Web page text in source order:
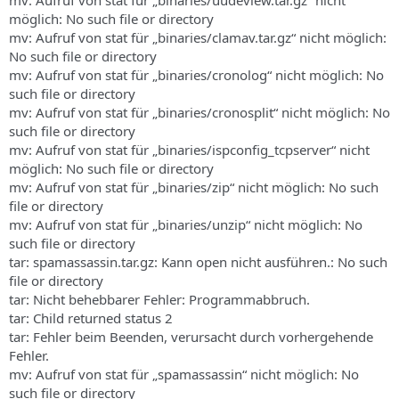
möglich: No such file or directory
mv: Aufruf von stat für „binaries/clamav.tar.gz“ nicht möglich:
No such file or directory
mv: Aufruf von stat für „binaries/cronolog“ nicht möglich: No
such file or directory
mv: Aufruf von stat für „binaries/cronosplit“ nicht möglich: No
such file or directory
mv: Aufruf von stat für „binaries/ispconfig_tcpserver“ nicht
möglich: No such file or directory
mv: Aufruf von stat für „binaries/zip“ nicht möglich: No such
file or directory
mv: Aufruf von stat für „binaries/unzip“ nicht möglich: No
such file or directory
tar: spamassassin.tar.gz: Kann open nicht ausführen.: No such
file or directory
tar: Nicht behebbarer Fehler: Programmabbruch.
tar: Child returned status 2
tar: Fehler beim Beenden, verursacht durch vorhergehende
Fehler.
mv: Aufruf von stat für „spamassassin“ nicht möglich: No
such file or directory